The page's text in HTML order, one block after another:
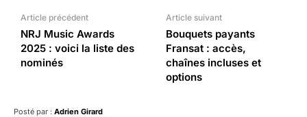
Article précédent
NRJ Music Awards
2025 : voici la liste des
nominés
Article suivant
Bouquets payants
Fransat : accès,
chaînes incluses et
options
Posté par : Adrien Girard